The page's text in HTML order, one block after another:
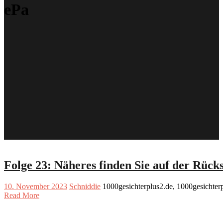
ePa
Folge 23: Näheres finden Sie auf der
10. November 2023 Schniddie 1000gesichterplus2.de,
Read More